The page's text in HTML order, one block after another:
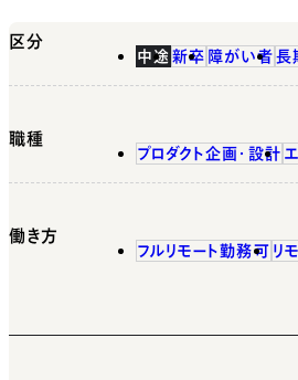
区分
中途 新卒 障がい者 長
職種
プロダクト企画・設計
働き方
フルリモート勤務可 リ